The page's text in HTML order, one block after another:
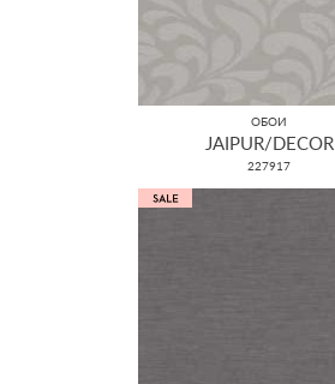
ОБОИ
JAIPUR/DECOR
227917